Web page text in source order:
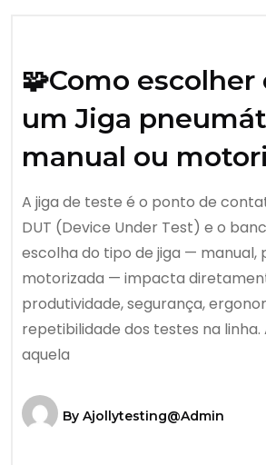
🧩Como
um Jiga
manual ou
A jiga de teste é o ponto de
DUT (Device Under Test) e o
escolha do tipo de jiga — manual,
motorizada — impacta
produtividade, segurança,
repetibilidade dos testes na linha.
aquela
By Ajollytesting@admin